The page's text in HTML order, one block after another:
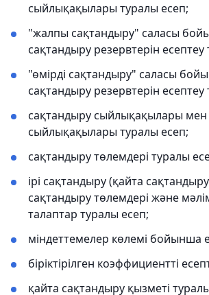
сыйлықақылары туралы есеп;
"жалпы сақтандыру" саласы
сақтандыру резервтерін есептеу
"өмірді сақтандыру" саласы
сақтандыру резервтерін есептеу
сақтандыру сыйлықақылары
сыйлықақылары туралы есеп;
сақтандыру төлемдері туралы
ірі сақтандыру (қайта
сақтандыру төлемдері және
талаптар туралы есеп;
міндеттемелер көлемі бойынша
біріктірілген коэффициентті
қайта сақтандыру қызметі